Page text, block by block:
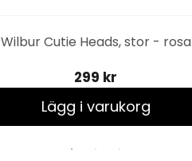
Wilbur Cutie Heads, stor - rosa
299 kr
Lägg i varukorg